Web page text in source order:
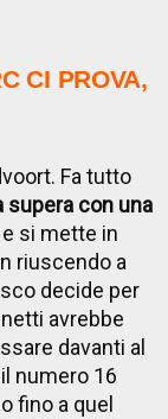
CI PROVA,
Fa tutto
supera con una
e si mette in
riuscendo a
decide per
avrebbe
davanti al
numero 16
fino a quel